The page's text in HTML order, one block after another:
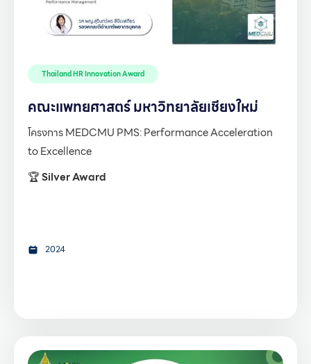
Thailand HR Innovation Award
คณะแพทยศาสตร์ มหาวิทยาลัยเชียงใหม่
โครงการ MEDCMU PMS: Performance Acceleration
to Excellence
🏆Silver Award
2024